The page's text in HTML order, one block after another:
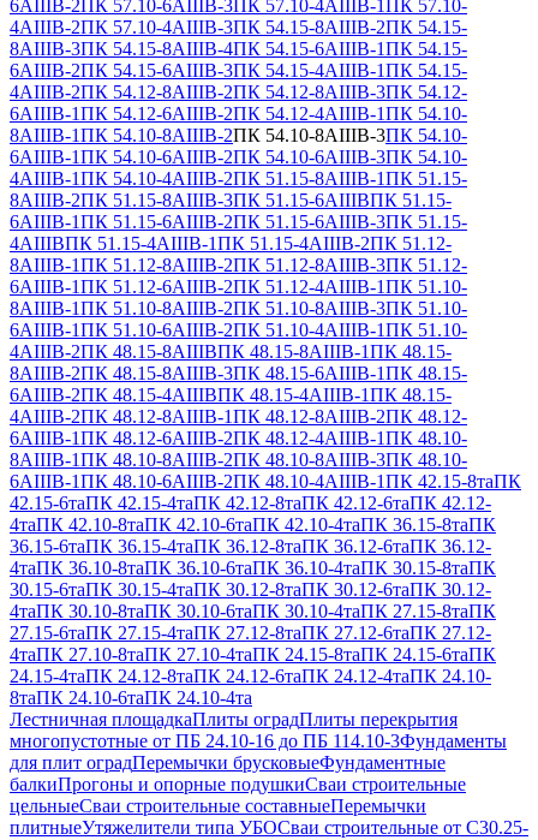
6АIIIВ-2 ПК 57.10-6АIIIВ-3 ПК 57.10-4АIIIВ-1
ПК 57.10-
4АIIIВ-2ПК 57.10-4АIIIВ-3ПК 54.15-8АIIIВ-2ПК 54.15-
8АIIIВ-3ПК 54.15-8АIIIВ-4ПК 54.15-6АIIIВ-1ПК 54.15-
6АIIIВ-2ПК 54.15-6АIIIВ-3ПК 54.15-4АIIIВ-1ПК 54.15-
4АIIIВ-2ПК 54.12-8АIIIВ-2ПК 54.12-8АIIIВ-3ПК 54.12-
6АIIIВ-1ПК 54.12-6АIIIВ-2ПК 54.12-4АIIIВ-1ПК 54.10-
8АIIIВ-1ПК 54.10-8АIIIВ-2ПК 54.10-8АIIIВ-3ПК 54.10-
6АIIIВ-1ПК 54.10-6АIIIВ-2ПК 54.10-6АIIIВ-3ПК 54.10-
4АIIIВ-1ПК 54.10-4АIIIВ-2ПК 51.15-8АIIIВ-1ПК 51.15-
8АIIIВ-2ПК 51.15-8АIIIВ-3ПК 51.15-6АIIIВПК 51.15-
6АIIIВ-1ПК 51.15-6АIIIВ-2ПК 51.15-6АIIIВ-3ПК 51.15-
4АIIIВПК 51.15-4АIIIВ-1ПК 51.15-4АIIIВ-2ПК 51.12-
8АIIIВ-1ПК 51.12-8АIIIВ-2ПК 51.12-8АIIIВ-3ПК 51.12-
6АIIIВ-1ПК 51.12-6АIIIВ-2ПК 51.12-4АIIIВ-1ПК 51.10-
8АIIIВ-1ПК 51.10-8АIIIВ-2ПК 51.10-8АIIIВ-3ПК 51.10-
6АIIIВ-1ПК 51.10-6АIIIВ-2ПК 51.10-4АIIIВ-1ПК 51.10-
4АIIIВ-2ПК 48.15-8АIIIВПК 48.15-8АIIIВ-1ПК 48.15-
8АIIIВ-2ПК 48.15-8АIIIВ-3ПК 48.15-6АIIIВ-1ПК 48.15-
6АIIIВ-2ПК 48.15-4АIIIВПК 48.15-4АIIIВ-1ПК 48.15-
4АIIIВ-2ПК 48.12-8АIIIВ-1ПК 48.12-8АIIIВ-2ПК 48.12-
6АIIIВ-1ПК 48.12-6АIIIВ-2ПК 48.12-4АIIIВ-1ПК 48.10-
8АIIIВ-1ПК 48.10-8АIIIВ-2ПК 48.10-8АIIIВ-3ПК 48.10-
6АIIIВ-1ПК 48.10-6АIIIВ-2ПК 48.10-4АIIIВ-1ПК 42.15-8таПК
42.15-6таПК 42.15-4таПК 42.12-8таПК 42.12-6таПК 42.12-
4таПК 42.10-8таПК 42.10-6таПК 42.10-4таПК 36.15-8таПК
36.15-6таПК 36.15-4таПК 36.12-8таПК 36.12-6таПК 36.12-
4таПК 36.10-8таПК 36.10-6таПК 36.10-4таПК 30.15-8таПК
30.15-6таПК 30.15-4таПК 30.12-8таПК 30.12-6таПК 30.12-
4таПК 30.10-8таПК 30.10-6таПК 30.10-4таПК 27.15-8таПК
27.15-6таПК 27.15-4таПК 27.12-8таПК 27.12-6таПК 27.12-
4таПК 27.10-8таПК 27.10-4таПК 24.15-8таПК 24.15-6таПК
24.15-4таПК 24.12-8таПК 24.12-6таПК 24.12-4таПК 24.10-
8таПК 24.10-6таПК 24.10-4та
Лестничная площадкаПлиты оградПлиты перекрытия
многопустотные от ПБ 24.10-16 до ПБ 114.10-3Фундаменты
для плит оградПеремычки брусковыеФундаментные
балкиПрогоны и опорные подушкиСваи строительные
цельныеСваи строительные составныеПеремычки
плитныеУтяжелители типа УБОСваи строительные от С30.25-